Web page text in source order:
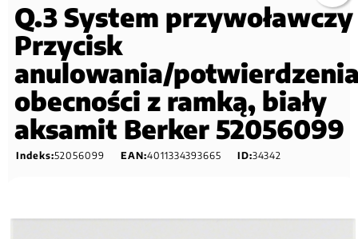
Q.3 System przywoławczy
Przycisk
anulowania/
obecności z ramką, biały
aksamit Berker 52056099
Indeks:52056099 EAN:4011334393665 ID:34342